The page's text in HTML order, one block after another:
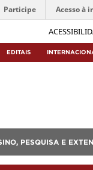
Participe Acesso à
EDITAIS
PESQUISA E